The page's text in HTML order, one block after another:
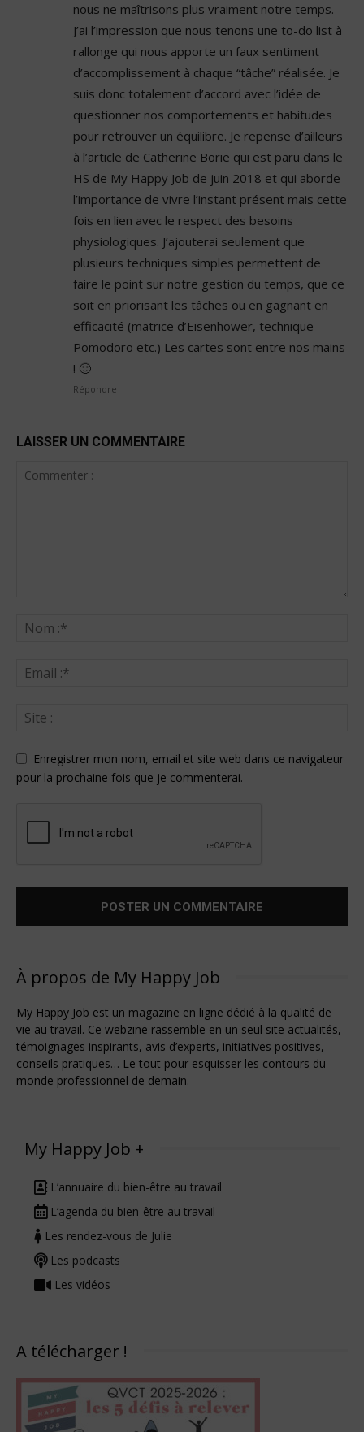
nous ne maîtrisons plus vraiment notre temps.
J’ai l’impression que nous tenons une to-do list à
rallonge qui nous apporte un faux sentiment
d’accomplissement à chaque “tâche” réalisée. Je
suis donc totalement d’accord avec l’idée de
questionner nos comportements et habitudes
pour retrouver un équilibre. Je repense d’ailleurs
à l’article de Catherine Borie qui est paru dans le
HS de My Happy Job de juin 2018 et qui aborde
l’importance de vivre l’instant présent mais cette
fois en lien avec le respect des besoins
physiologiques. J’ajouterai seulement que
plusieurs techniques simples permettent de
faire le point sur notre gestion du temps, que ce
soit en priorisant les tâches ou en gagnant en
efficacité (matrice d’Eisenhower, technique
Pomodoro etc.) Les cartes sont entre nos mains
! 🙂
Répondre
LAISSER UN COMMENTAIRE
Enregistrer mon nom, email et site web dans ce navigateur
pour la prochaine fois que je commenterai.
À propos de My Happy Job
My Happy Job est un magazine en ligne dédié à la qualité de
vie au travail. Ce webzine rassemble en un seul site actualités,
témoignages inspirants, avis d’experts, initiatives positives,
conseils pratiques… Le tout pour esquisser les contours du
monde professionnel de demain.
My Happy Job +
L’annuaire du bien-être au travail
L’agenda du bien-être au travail
Les rendez-vous de Julie
Les podcasts
Les vidéos
A télécharger !